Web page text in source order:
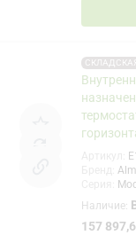
Наличие:
157